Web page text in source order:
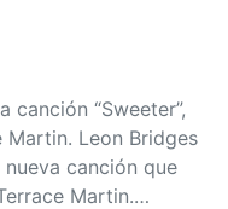
canción “Sweeter”,
Leon Bridges
nueva canción que
Martin.…